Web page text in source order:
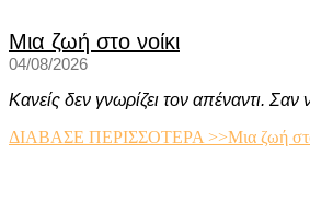
Μια ζωή στο νοίκι
04/08/2026
Κανείς δεν γνωρίζει τον απέναντι.
ΔΙΑΒΑΣΕ ΠΕΡΙΣΣΟΤΕΡΑ >>Μια ζωή